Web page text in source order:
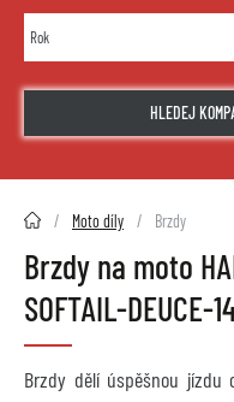
HLEDEJ
2HMOTO.cz Moto díly Brzdy
Brzdy na moto
SOFTAIL-DEUCE-
Brzdy dělí úspěšnou